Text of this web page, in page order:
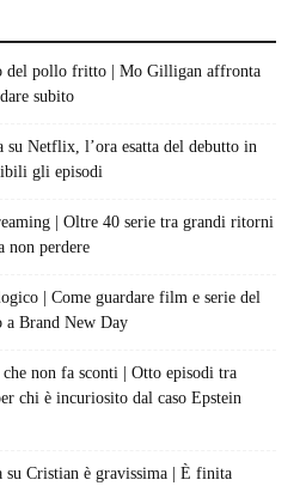
del pollo fritto | Mo Gilligan affronta
subito
Netflix, l’ora esatta del debutto in
gli episodi
| Oltre 40 serie tra grandi ritorni
non perdere
| Come guardare film e serie del
a Brand New Day
non fa sconti | Otto episodi tra
chi è incuriosito dal caso Epstein
su Cristian è gravissima | È finita